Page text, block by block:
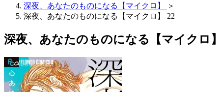
深夜、あなたのものになる【マイクロ】
＞
深夜、あなたのものになる【マイクロ】 22
深夜、あなたのものになる【マイクロ